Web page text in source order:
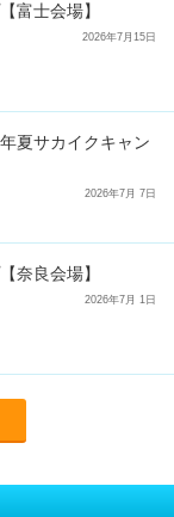
富士会場】
2026年7月15日
夏サカイクキャン
2026年7月 7日
奈良会場】
2026年7月 1日